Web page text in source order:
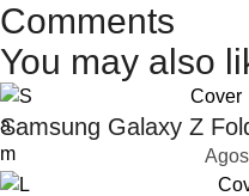
Comments
You may also
Cover
Samsung Galaxy Z